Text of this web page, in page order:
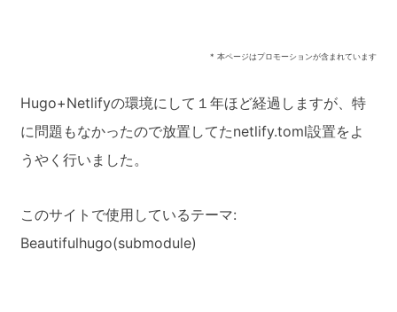
* 本ページはプロモーションが含まれています
Hugo+Netlifyの環境にして１年ほど経過しますが、特
に問題もなかったので放置してたnetlify.toml設置をよ
うやく行いました。
このサイトで使用しているテーマ:
Beautifulhugo(submodule)